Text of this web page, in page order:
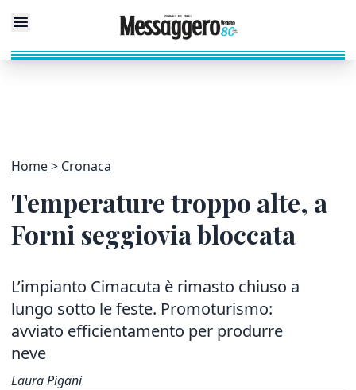
Home Cronaca
Temperature troppo alte, a
Forni seggiovia bloccata
L’impianto Cimacuta è rimasto chiuso a
lungo sotto le feste. Promoturismo:
avviato efficientamento per produrre
neve
Laura Pigani